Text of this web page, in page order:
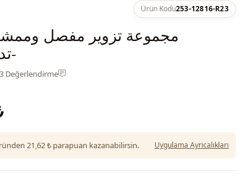
Ürün Kodu253-12816-R23
مجموعة تزوير مفصل
-
Değerlendirme
21,62 ₺ parapuan kazanabilirsin. Uygulama Ayrıcalıkları